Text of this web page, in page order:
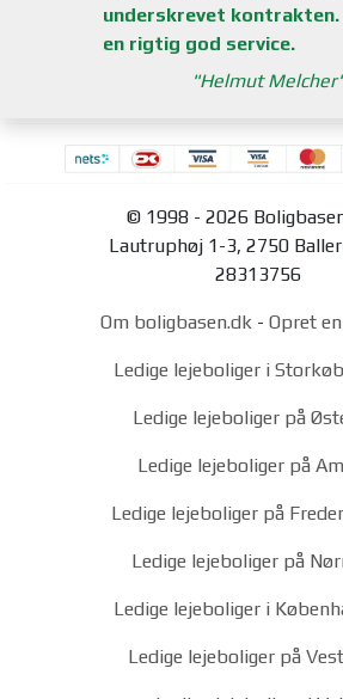
underskrevet
en rigtig god service.
Helmut Melcher
© 1998 - 2026
Lautruphøj 1-3, 2750
28313756
Om boligbasen.dk - Opret
Ledige lejeboliger i
Ledige lejeboliger på
Ledige lejeboliger på
Ledige lejeboliger på
Ledige lejeboliger på
Ledige lejeboliger i
Ledige lejeboliger på